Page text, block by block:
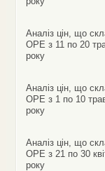
Аналіз цін, що
ОРЕ з 11 по 20
року
Аналіз цін, що
ОРЕ з 1 по 10
року
Аналіз цін, що
ОРЕ з 21 по 30
року